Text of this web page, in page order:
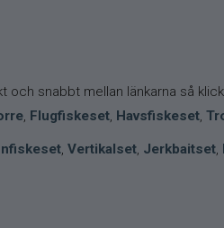
och snabbt mellan länkarna så
, Flugfiskeset, Havsfiskeset,
, Vertikalset, Jerkbaitset,